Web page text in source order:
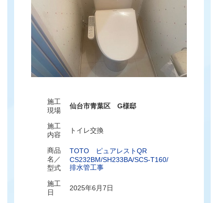
施工
現場
仙台市青葉区 G様邸
施工
内容
トイレ交換
商品
名／
型式
TOTO ピュアレストQR
CS232BM/SH233BA/SCS-T160/
排水管工事
施工
日
2025年6月7日